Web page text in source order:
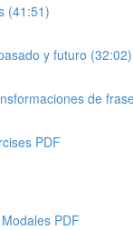
(41:51)
y futuro (32:02)
de
PDF
PDF